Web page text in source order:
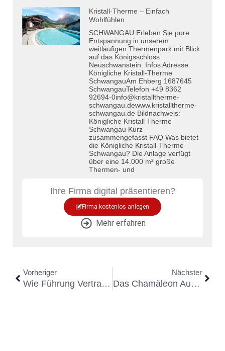
Kristall-Therme – Einfach
Wohlfühlen
SCHWANGAU Erleben Sie pure
Entspannung in unserem
weitläufigen Thermenpark mit Blick
auf das Königsschloss
Neuschwanstein. Infos Adresse
Königliche Kristall-Therme
SchwangauAm Ehberg 1687645
SchwangauTelefon +49 8362
92694-0info@kristalltherme-
schwangau.dewww.kristalltherme-
schwangau.de Bildnachweis:
Königliche Kristall Therme
Schwangau Kurz
zusammengefasst FAQ Was bietet
die Königliche Kristall-Therme
Schwangau? Die Anlage verfügt
über eine 14.000 m² große
Thermen- und
Ihre Firma digital präsentieren?
Firma kostenlos anlegen
Mehr erfahren
Vorheriger
Wie Führung Vertrauen Schafft – Intern Wie Extern
Nächster
Das Chamäleon Aus Kempten